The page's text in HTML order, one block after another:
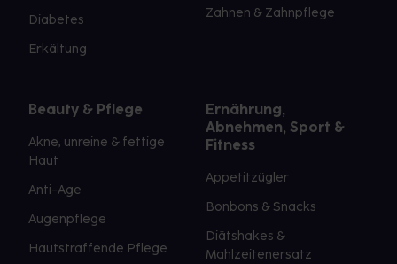
Diabetes
Erkältung
Zahnen & Zahnpflege
Beauty & Pflege
Akne, unreine & fettige
Haut
Anti-Age
Augenpflege
Hautstraffende Pflege
Ernährung,
Abnehmen, Sport &
Fitness
Appetitzügler
Bonbons & Snacks
Diätshakes &
Mahlzeitenersatz